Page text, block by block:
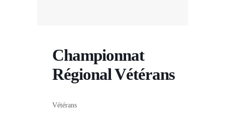
Championnat
Régional Vétérans
Vétérans